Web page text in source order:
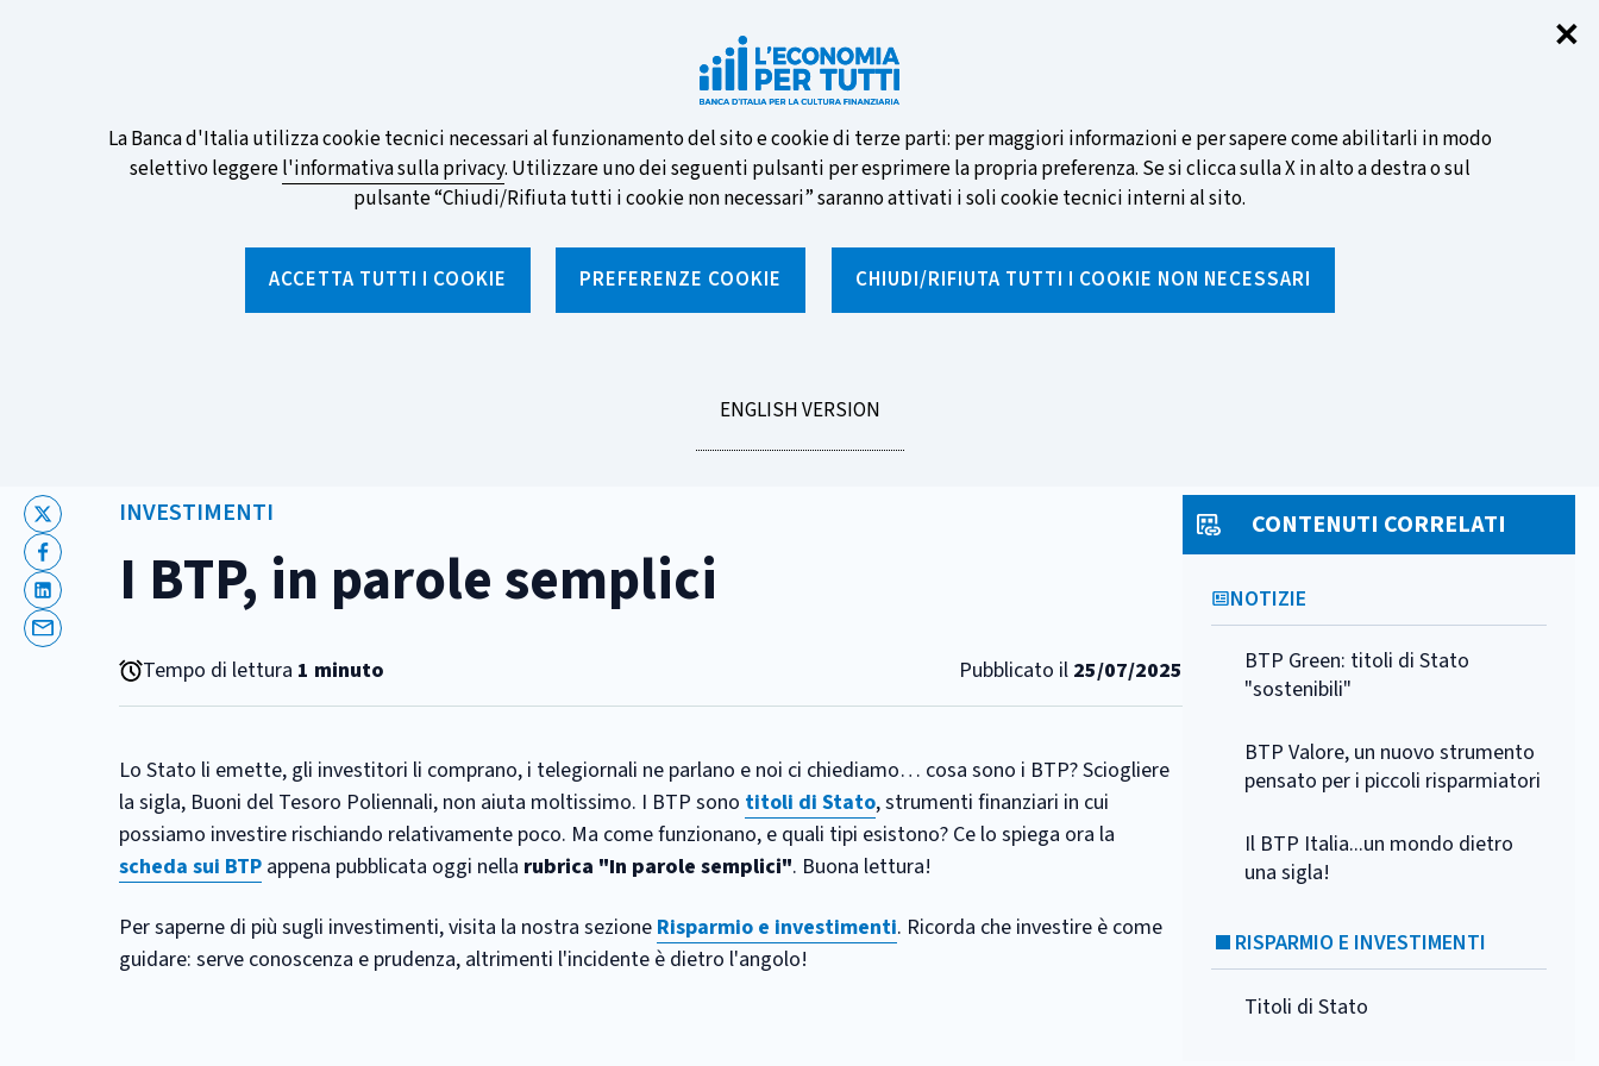
✕
Informativa
La Banca d'Italia utilizza cookie tecnici necessari al funzionamento del sito e cookie di terze parti: per maggiori informazioni e per sapere come abilitarli in modo
selettivo leggerel'informativa sulla privacy. Utilizzare uno dei seguenti pulsanti per esprimere la propria preferenza. Se si clicca sulla X in alto a destra o sul
pulsante “Chiudi/Rifiuta tutti i cookie non necessari” saranno attivati i soli cookie tecnici interni al sito.
ACCETTA TUTTI I COOKIE PREFERENZE COOKIE CHIUDI/RIFIUTA TUTTI I COOKIE NON NECESSARI
GO
ENGLISH VERSION
Version
Partecipa al sondaggio della BCE sulle nuove banconote e vota la tua
preferita!
SCOPRI DI PIÙ
Inserisci
testo
X
Facebook
Linkedin
Email
I BTP, in parole semplici
CATEGORIA:
INVESTIMENTI
Tempo di lettura 1 minuto Pubblicato il 25/07/2025
Lo Stato li emette, gli investitori li comprano, i telegiornali ne parlano e noi ci chiediamo… cosa sono i BTP? Sciogliere
la sigla, Buoni del Tesoro Poliennali, non aiuta moltissimo. I BTP sono titoli di Stato, strumenti finanziari in cui
possiamo investire rischiando relativamente poco. Ma come funzionano, e quali tipi esistono? Ce lo spiega ora la
scheda sui BTP appena pubblicata oggi nella rubrica "In parole semplici". Buona lettura!
Per saperne di più sugli investimenti, visita la nostra sezione Risparmio e investimenti. Ricorda che investire è come
guidare: serve conoscenza e prudenza, altrimenti l'incidente è dietro l'angolo!
CONTENUTI CORRELATI
NOTIZIE
BTP Green: titoli di Stato
"sostenibili"
BTP Valore, un nuovo strumento
pensato per i piccoli risparmiatori
Il BTP Italia...un mondo dietro
una sigla!
RISPARMIO E INVESTIMENTI
Titoli di Stato